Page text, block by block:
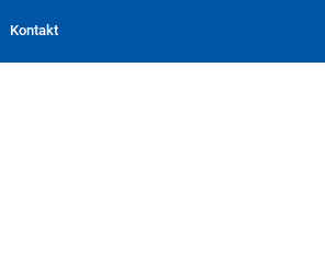
Kontakt